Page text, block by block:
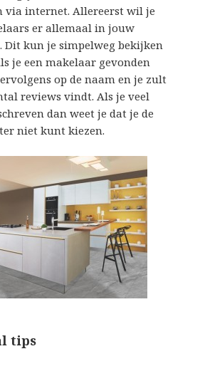
via internet. Allereerst wil je
er allemaal in jouw
Dit kun je simpelweg bekijken
je een makelaar gevonden
op de naam en je zult
reviews vindt. Als je veel
dan weet je dat je de
niet kunt kiezen.
tips